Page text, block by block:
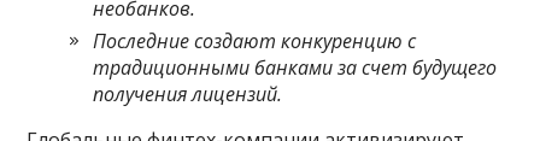
необанков.
Последние создают конкуренцию с
традиционными банками за счет будущего
получения лицензий.